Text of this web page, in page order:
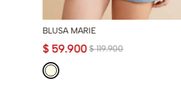
BLUSA MARIE
$ 119.900
$ 59.900